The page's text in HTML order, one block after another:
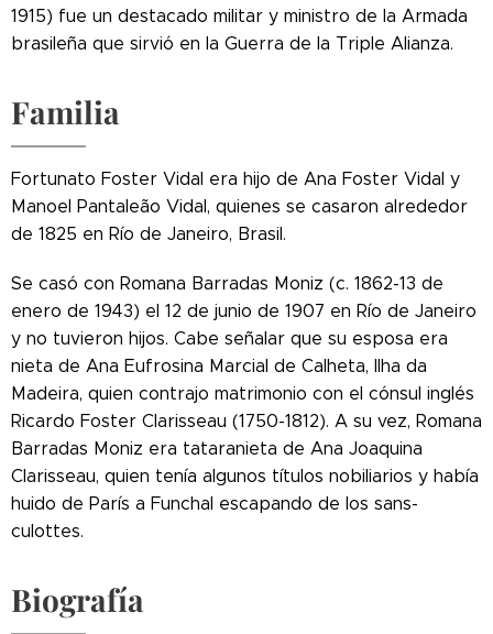
1915) fue un destacado militar y ministro de la Armada
brasileña que sirvió en la Guerra de la Triple Alianza.
Familia
Fortunato Foster Vidal era hijo de Ana Foster Vidal y
Manoel Pantaleão Vidal, quienes se casaron alrededor
de 1825 en Río de Janeiro, Brasil.
Se casó con Romana Barradas Moniz (c. 1862-13 de
enero de 1943) el 12 de junio de 1907 en Río de Janeiro
y no tuvieron hijos. Cabe señalar que su esposa era
nieta de Ana Eufrosina Marcial de Calheta, Ilha da
Madeira, quien contrajo matrimonio con el cónsul inglés
Ricardo Foster Clarisseau (1750-1812). A su vez, Romana
Barradas Moniz era tataranieta de Ana Joaquina
Clarisseau, quien tenía algunos títulos nobiliarios y había
huido de París a Funchal escapando de los sans-
culottes.
Biografía